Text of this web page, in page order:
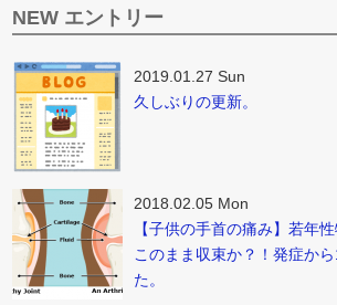
NEW エントリー
2019.01.27 Sun
久しぶりの更新。
2018.02.05 Mon
【子供の手首の痛み】若年
このまま収束か？！発症か
た。